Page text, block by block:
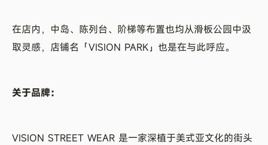
在店内，中岛、陈列台、阶梯等布置也均从滑板公园中汲
取灵感，店铺名「VISION PARK」也是在与此呼应。
关于品牌：
VISION STREET WEAR 是一家深植于美式亚文化的街头